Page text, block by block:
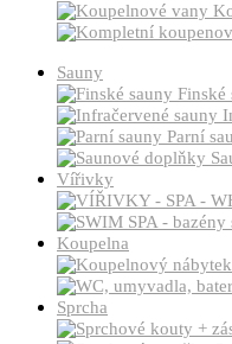
Sauny
Finské
Parní
Vířivky
Koupelna
Sprcha